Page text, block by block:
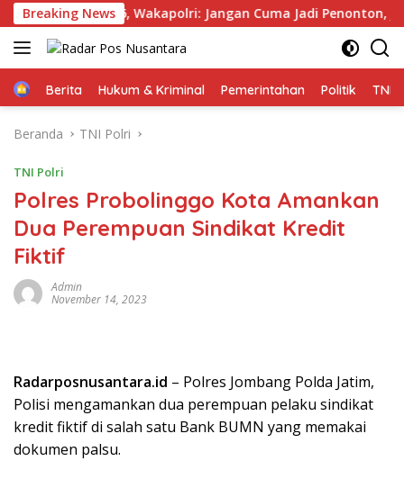
Langsung
ke
konten
Breaking News
Cup 2026, Wakapolri: Jangan Cuma Jadi Penonton,
HomeBerita Hukum & Kriminal Pemerintahan Politik TNI
Beranda TNI Polri
TNI Polri
Polres Probolinggo Kota Amankan
Dua Perempuan Sindikat Kredit
Fiktif
Admin
November 14, 2023
Radarposnusantara.id – Polres Jombang Polda Jatim,
Polisi mengamankan dua perempuan pelaku sindikat
kredit fiktif di salah satu Bank BUMN yang memakai
dokumen palsu.